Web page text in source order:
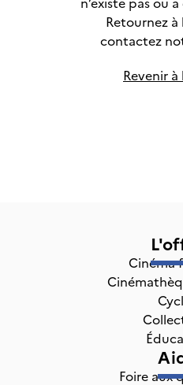
Retournez à
contactez
Revenir
Cinéma
Foire aux